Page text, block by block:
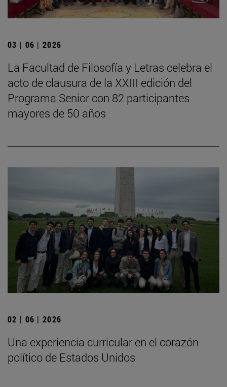
03 | 06 | 2026
La Facultad de Filosofía y Letras celebra el
acto de clausura de la XXIII edición del
Programa Senior con 82 participantes
mayores de 50 años
02 | 06 | 2026
Una experiencia curricular en el corazón
político de Estados Unidos